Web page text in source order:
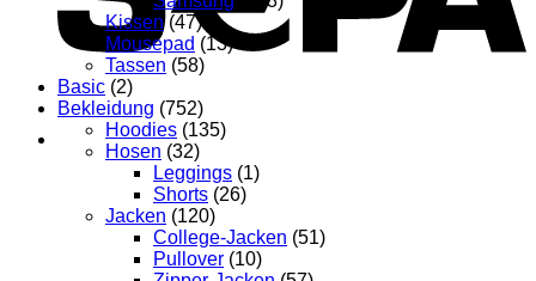
Kissen (47)
Mousepad (13)
Tassen (58)
Basic (2)
Bekleidung (752)
Hoodies (135)
Hosen (32)
Leggings (1)
Shorts (26)
Jacken (120)
College-Jacken (51)
Pullover (10)